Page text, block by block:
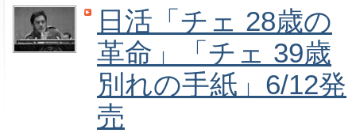
日活「チェ 28歳の
革命」「チェ 39歳
別れの手紙」6/12発
売